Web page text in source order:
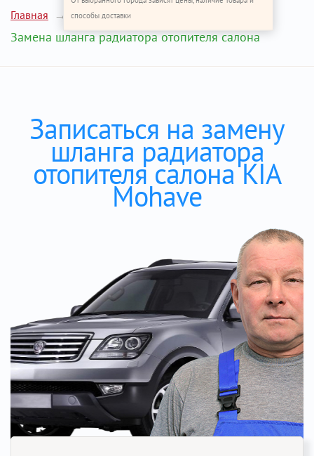
способы доставки
Главная Ремонт КИА Мохаве
Замена шланга радиатора отопителя салона
Записаться на замену
шланга радиатора
отопителя салона KIA
Mohave